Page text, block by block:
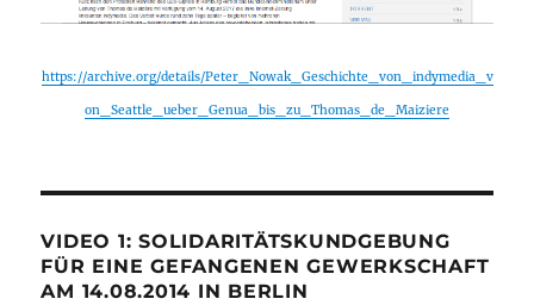
https://archive.org/details/Peter_Nowak_Geschichte_von_indymedia_v
on_Seattle_ueber_Genua_bis_zu_Thomas_de_Maiziere
VIDEO 1: SOLIDARITÄTSKUNDGEBUNG
FÜR EINE GEFANGENEN GEWERKSCHAFT
AM 14.08.2014 IN BERLIN